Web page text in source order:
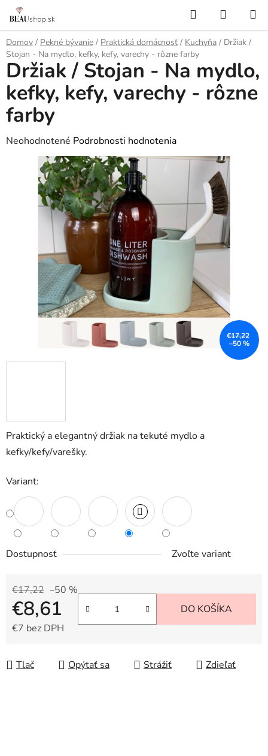
Prejsť
obsah
Hľadať
KOŠÍK
Domov / Pekné bývanie / Praktická domácnosť / Kuchyňa / Držiak /
Stojan - Na mydlo, kefky, kefy, varechy - rôzne farby
Praktický a elegantný držiak na tekuté mydlo a
kefky/kefy/varešky.
Variant:
Dostupnosť Zvoľte variant
€17,22 –50 %
€8,61
€7 bez DPH
DO KOŠÍKA
Tlač Opýtať sa Strážiť Zdieľať
Držiak / Stojan - Na mydlo,
kefky, kefy, varechy - rôzne
farby
Priemerné
hodnotenie
produktu
hviezdičiek.
Neohodnotené Podrobnosti hodnotenia
€17,22
–50 %